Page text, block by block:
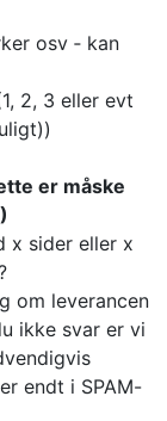
osv ‐ kan
2, 3 eller evt
er måske
x sider eller x
om leverancen
ikke svar er vi
endt i SPAM-